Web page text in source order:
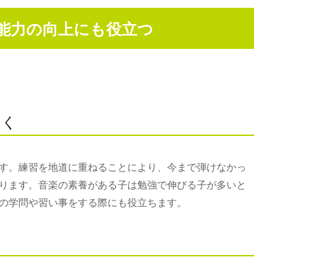
力の向上にも役立つ
。練習を地道に重ねることにより、今まで弾けなかっ
す。音楽の素養がある子は勉強で伸びる子が多いと
問や習い事をする際にも役立ちます。